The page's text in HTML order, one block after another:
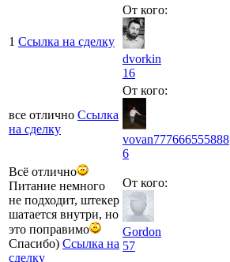
1 Ссылка на сделку
От кого:
dvorkin
16
все отлично Ссылка
на сделку
От кого:
vovan777666555888
6
Всё отлично
Питание немного
не подходит, штекер
шатается внутри, но
это поправимо
Спасибо) Ссылка на
сделку
От кого:
Gordon
57